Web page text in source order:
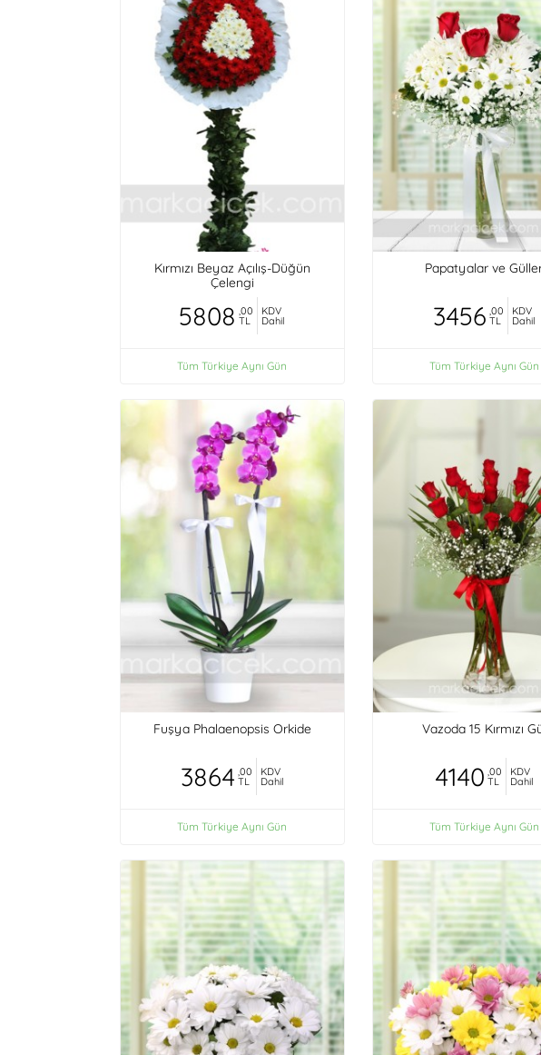
Kırmızı Beyaz Açılış-Düğün
Çelengi
5808 ,00
TL
KDV
Dahil
Tüm Türkiye Aynı Gün
Papatyalar ve
3456 ,00
TL
KDV
Dahil
Tüm Türkiye Aynı Gün
Fuşya Phalaenopsis Orkide
3864 ,00
TL
KDV
Dahil
Tüm Türkiye Aynı Gün
Vazoda 15 Kırmızı
4140 ,00
TL
KDV
Dahil
Tüm Türkiye Aynı Gün